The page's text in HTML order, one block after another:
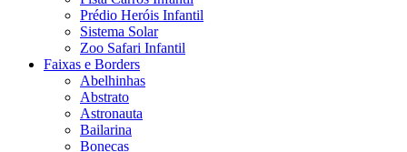
Prédio Heróis Infantil
Sistema Solar
Zoo Safari Infantil
Faixas e Borders
Abelhinhas
Abstrato
Astronauta
Bailarina
Bonecas